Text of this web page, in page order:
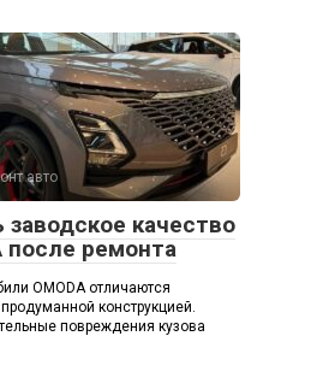
авто
заводское качество
после ремонта
OMODA отличаются
конструкцией.
повреждения кузова